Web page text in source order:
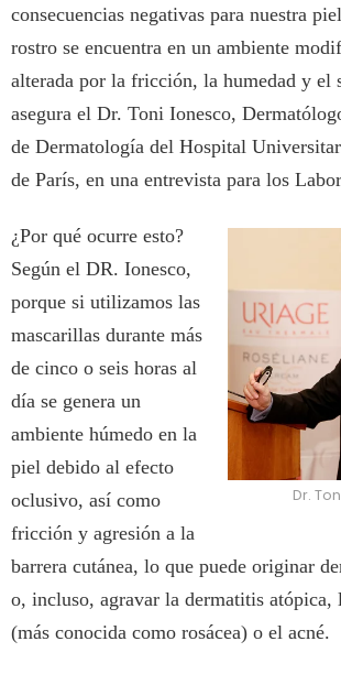
consecuencias negativas para nuestra
rostro se encuentra en un ambiente
alterada por la fricción, la humedad y el
asegura el Dr. Toni Ionesco,
de Dermatología del Hospital
de París, en una entrevista para los
Dr.
¿Por qué ocurre esto?
Según el DR. Ionesco,
porque si utilizamos las
mascarillas durante más
de cinco o seis horas al
día se genera un
ambiente húmedo en la
piel debido al efecto
oclusivo, así como
fricción y agresión a la
barrera cutánea, lo que puede originar
o, incluso, agravar la dermatitis atópica,
(más conocida como rosácea) o el acné.